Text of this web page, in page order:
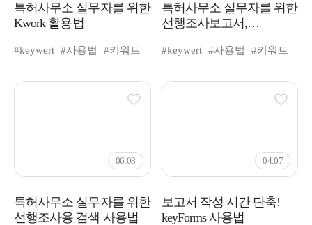
특허사무소 실무자를 위한
Kwork 활용법
#keywert #사용법 #키워트
특허사무소 실무자를 위한
선행조사보고서,
#keywert #사용법 #키워트
06:08
특허사무소 실무자를 위한
선행조사용 검색 사용법
04:07
보고서 작성 시간 단축!
keyForms 사용법